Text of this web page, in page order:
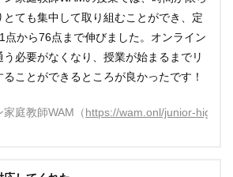
ても集中して取り組むことができ、定
点から76点まで伸びました。オンライン
必要がなくなり、授業が始まるまでリ
ことができるところが良かったです！
庭教師WAM（https://wam.onl/junior-high/